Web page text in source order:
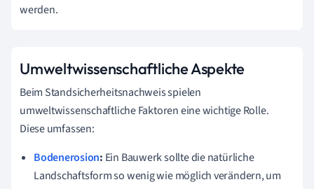
werden.
Umweltwissenschaftliche Aspekte
Beim Standsicherheitsnachweis spielen
umweltwissenschaftliche Faktoren eine wichtige Rolle.
Diese umfassen:
Bodenerosion: Ein Bauwerk sollte die natürliche
Landschaftsform so wenig wie möglich verändern, um